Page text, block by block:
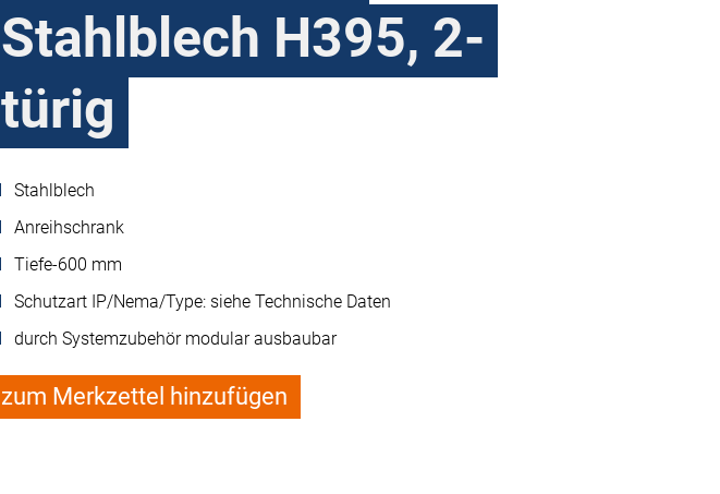
Stahlblech H395, 2-
türig
Stahlblech
Anreihschrank
Tiefe-600 mm
Schutzart IP/Nema/Type: siehe Technische Daten
durch Systemzubehör modular ausbaubar
zum Merkzettel hinzufügen